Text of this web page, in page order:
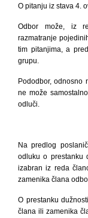
O pitanju iz stava 4.
Odbor može, iz
razmatranje
tim pitanjima, a
grupu.
Pododbor, odnosno
ne može
odluči.
Na predlog
odluku o prestanku
izabran iz reda
zamenika člana
O prestanku
člana ili zamenika